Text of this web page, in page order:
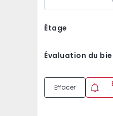
Étage
Évaluation du
Effacer